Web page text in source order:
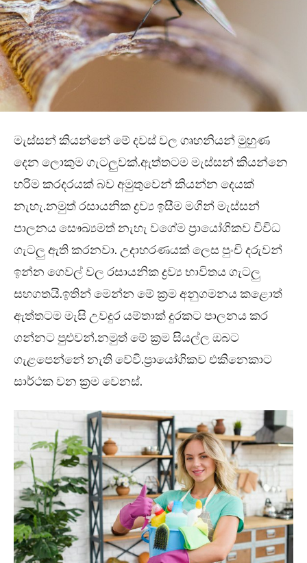
මැස්සන් කියන්නේ මේ දවස් වල ගෘහනියන් මුහුණ
දෙන ලොකුම ගැටලුවක්.ඇත්තටම මැස්සන් කියන්නෙ
හරිම කරදරයක් බව අමුතුවෙන් කියන්න දෙයක්
නැහැ.නමුත් රසායනික ද්‍රව්‍ය ඉසීම මගින් මැස්සන්
පාලනය සෞඛ්‍යමත් නැහැ වගේම ප්‍රායෝගිකව විවිධ
ගැටලු ඇති කරනවා. උදාහරණයක් ලෙස පුංචි දරුවන්
ඉන්න ගෙවල් වල රසායනික ද්‍රව්‍ය භාවිතය ගැටලු
සහගතයි.ඉතින් මෙන්න මේ ක්‍රම අනුගමනය කළොත්
ඇත්තටම මැසි උවදුර යම්තාක් දුරකට පාලනය කර
ගන්නට පුළුවන්.නමුත් මේ ක්‍රම සියල්ල ඔබට
ගැළපෙන්නේ නැති වේවි.ප්‍රායෝගිකව එකිනෙකාට
සාර්ථක වන ක්‍රම වෙනස්.